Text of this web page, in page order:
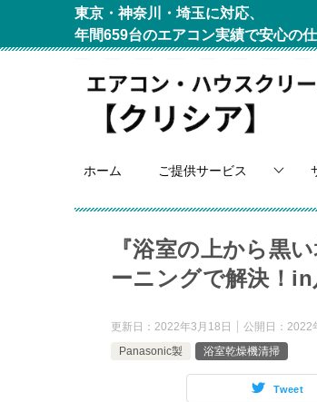
東京・神奈川・埼玉に対応、
年間659台のエアコン実績で安心の
ホーム ご提供サービス
『浴室の上から黒
ーニングで解決！in
更新日： 2022年3月18日 公開日： 2022
Panasonic製
浴室乾燥機清掃
Tweet